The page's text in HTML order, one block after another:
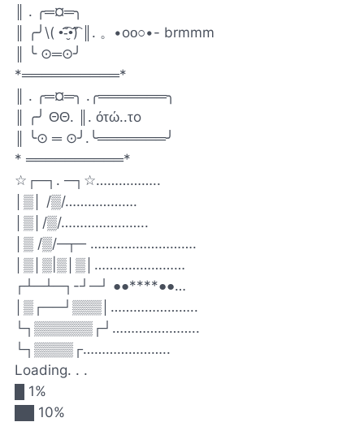
║ . ╭═¤═╮
║ ╭╯\( •̃͡-̮•̃͡) ║. 。•oо○•- brmmm
║ ╰ ⊙═⊙╯
*══════════*
║ . ╭═¤═╮ .╭═══════╮
║ ╭╯ ΘΘ. ║. ότώ..τo
║ ╰⊙ ═ ⊙╯.╰═══════╯
* ══════════*
☆┌─┐. ─┐☆……………..
│▒│ /▒/……………….
│▒│/▒/…………………..
│▒ /▒/─┬─ ……………………….
│▒│▒|▒│▒│……………………
┌┴─┴─┐-┘─┘ ●●****●●…
│▒┌──┘▒▒▒│…………………..
└┐▒▒▒▒▒▒┌┘…………………..
└┐▒▒▒▒┌…………………..
Loading. . .
█ 1%
██ 10%